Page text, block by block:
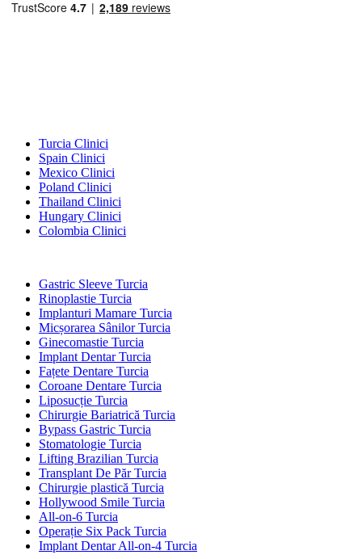
Turcia Clinici
Spain Clinici
Mexico Clinici
Poland Clinici
Thailand Clinici
Hungary Clinici
Colombia Clinici
Gastric Sleeve Turcia
Rinoplastie Turcia
Implanturi Mamare Turcia
Micșorarea Sânilor Turcia
Ginecomastie Turcia
Implant Dentar Turcia
Fațete Dentare Turcia
Coroane Dentare Turcia
Liposucție Turcia
Chirurgie Bariatrică Turcia
Bypass Gastric Turcia
Stomatologie Turcia
Lifting Brazilian Turcia
Transplant De Păr Turcia
Chirurgie plastică Turcia
Hollywood Smile Turcia
All-on-6 Turcia
Operație Six Pack Turcia
Implant Dentar All-on-4 Turcia